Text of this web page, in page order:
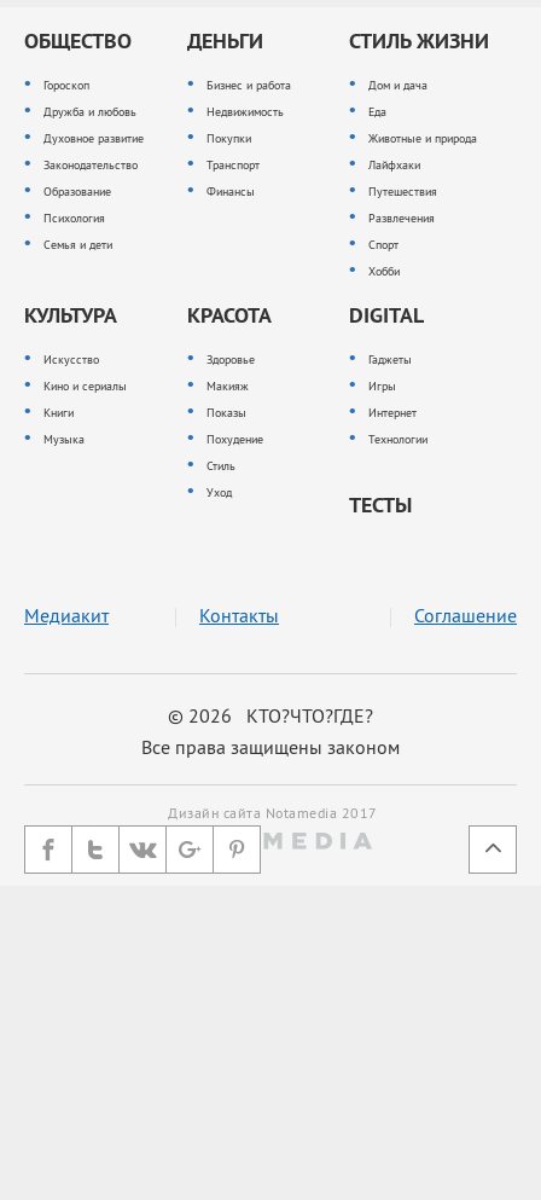
ОБЩЕСТВО
Гороскоп
Дружба и любовь
Духовное развитие
Законодательство
Образование
Психология
Семья и дети
ДЕНЬГИ
Бизнес и работа
Недвижимость
Покупки
Транспорт
Финансы
СТИЛЬ ЖИЗНИ
Дом и дача
Еда
Животные и природа
Лайфхаки
Путешествия
Развлечения
Спорт
Хобби
КУЛЬТУРА
Искусство
Кино и сериалы
Книги
Музыка
КРАСОТА
Здоровье
Макияж
Показы
Похудение
Стиль
Уход
DIGITAL
Гаджеты
Игры
Интернет
Технологии
ТЕСТЫ
© 2026 КТО?ЧТО?ГДЕ?
Все права защищены законом
Медиакит Контакты Соглашение
Дизайн сайта Notamedia 2017